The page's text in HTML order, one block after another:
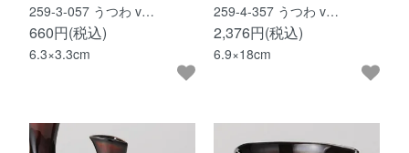
259-3-057 うつわ v…
660円(税込)
6.3×3.3cm
259-4-357 うつわ v…
2,376円(税込)
6.9×18cm